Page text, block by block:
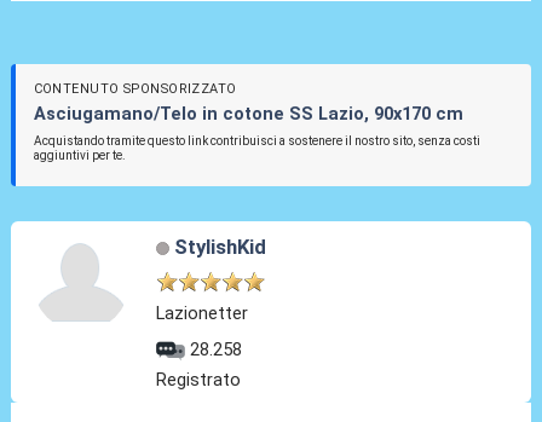
CONTENUTO SPONSORIZZATO
Asciugamano/Telo in cotone SS Lazio, 90x170 cm
Acquistando tramite questo link contribuisci a sostenere il nostro sito, senza costi
aggiuntivi per te.
StylishKid
Lazionetter
28.258
Registrato